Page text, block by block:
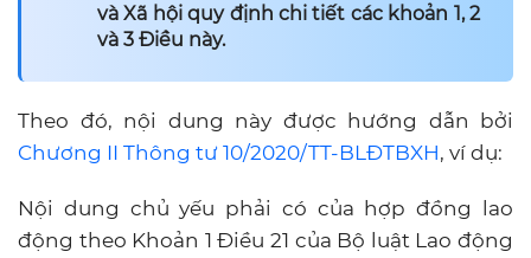
và Xã hội quy định chi tiết các khoản 1, 2
và 3 Điều này.
Theo đó, nội dung này được hướng dẫn bởi
Chương II Thông tư 10/2020/TT-BLĐTBXH, ví dụ:
Nội dung chủ yếu phải có của hợp đồng lao
động theo Khoản 1 Điều 21 của Bộ luật Lao động